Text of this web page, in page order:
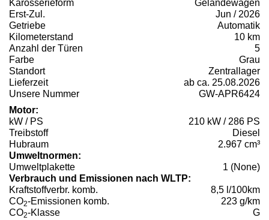
Karosserieform
Geländewagen
Erst-Zul.
Jun / 2026
Getriebe
Automatik
Kilometerstand
10 km
Anzahl der Türen
5
Farbe
Grau
Standort
Zentrallager
Lieferzeit
ab ca. 25.08.2026
Unsere Nummer
GW-APR6424
Motor:
kW / PS
210 kW / 286 PS
Treibstoff
Diesel
Hubraum
2.967 cm³
Umweltnormen:
Umweltplakette
1 (None)
Verbrauch und Emissionen nach WLTP:
Kraftstoffverbr. komb.
8,5 l/100km
CO2-Emissionen komb.
223 g/km
CO2-Klasse G